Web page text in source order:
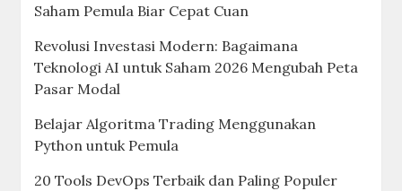
Saham Pemula Biar Cepat Cuan
Revolusi Investasi Modern: Bagaimana
Teknologi AI untuk Saham 2026 Mengubah Peta
Pasar Modal
Belajar Algoritma Trading Menggunakan
Python untuk Pemula
20 Tools DevOps Terbaik dan Paling Populer